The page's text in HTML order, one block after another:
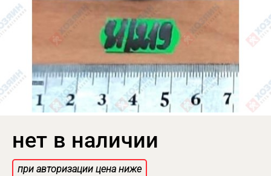
нет в наличии
при авторизации цена ниже